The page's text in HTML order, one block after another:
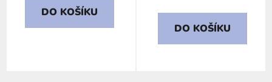
DO KOŠÍKU
DO KOŠÍKU